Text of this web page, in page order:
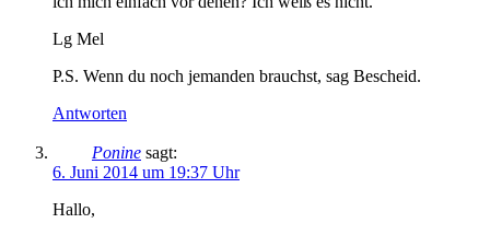
Lg Mel
P.S. Wenn du noch jemanden brauchst, sag Bescheid.
Antworten
Ponine sagt:
6. Juni 2014 um 19:37 Uhr
Hallo,